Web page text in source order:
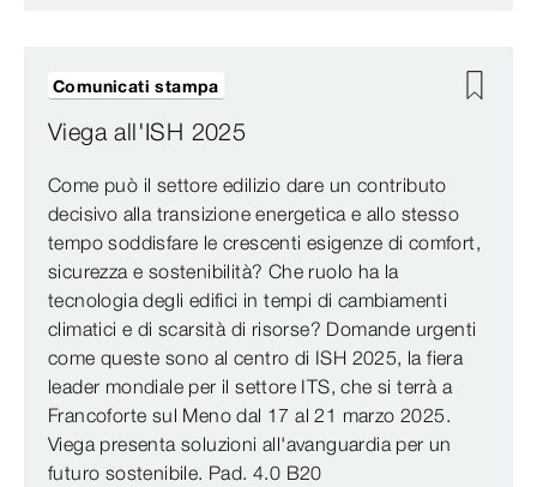
Viega all'ISH 2025
Come può il settore edilizio dare un contributo
decisivo alla transizione energetica e allo stesso
tempo soddisfare le crescenti esigenze di comfort,
sicurezza e sostenibilità? Che ruolo ha la
tecnologia degli edifici in tempi di cambiamenti
climatici e di scarsità di risorse? Domande urgenti
come queste sono al centro di ISH 2025, la fiera
leader mondiale per il settore ITS, che si terrà a
Francoforte sul Meno dal 17 al 21 marzo 2025.
Viega presenta soluzioni all'avanguardia per un
futuro sostenibile. Pad. 4.0 B20
Comunicati stampa